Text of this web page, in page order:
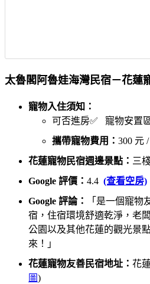
太魯閣阿魯娃海灣民宿－花蓮
寵物入住須知：
可否進房✅ 寵物安置
攜帶寵物費用： 300 元
花蓮寵物民宿週邊景點： 三
Google 評價： 4.4 (查看空房)
Google 評論：
「是一個寵物
宿，住宿環境舒適乾淨，老
公園以及其他花蓮的觀光景
來！」
花蓮寵物友善民宿地址： 花
圖)